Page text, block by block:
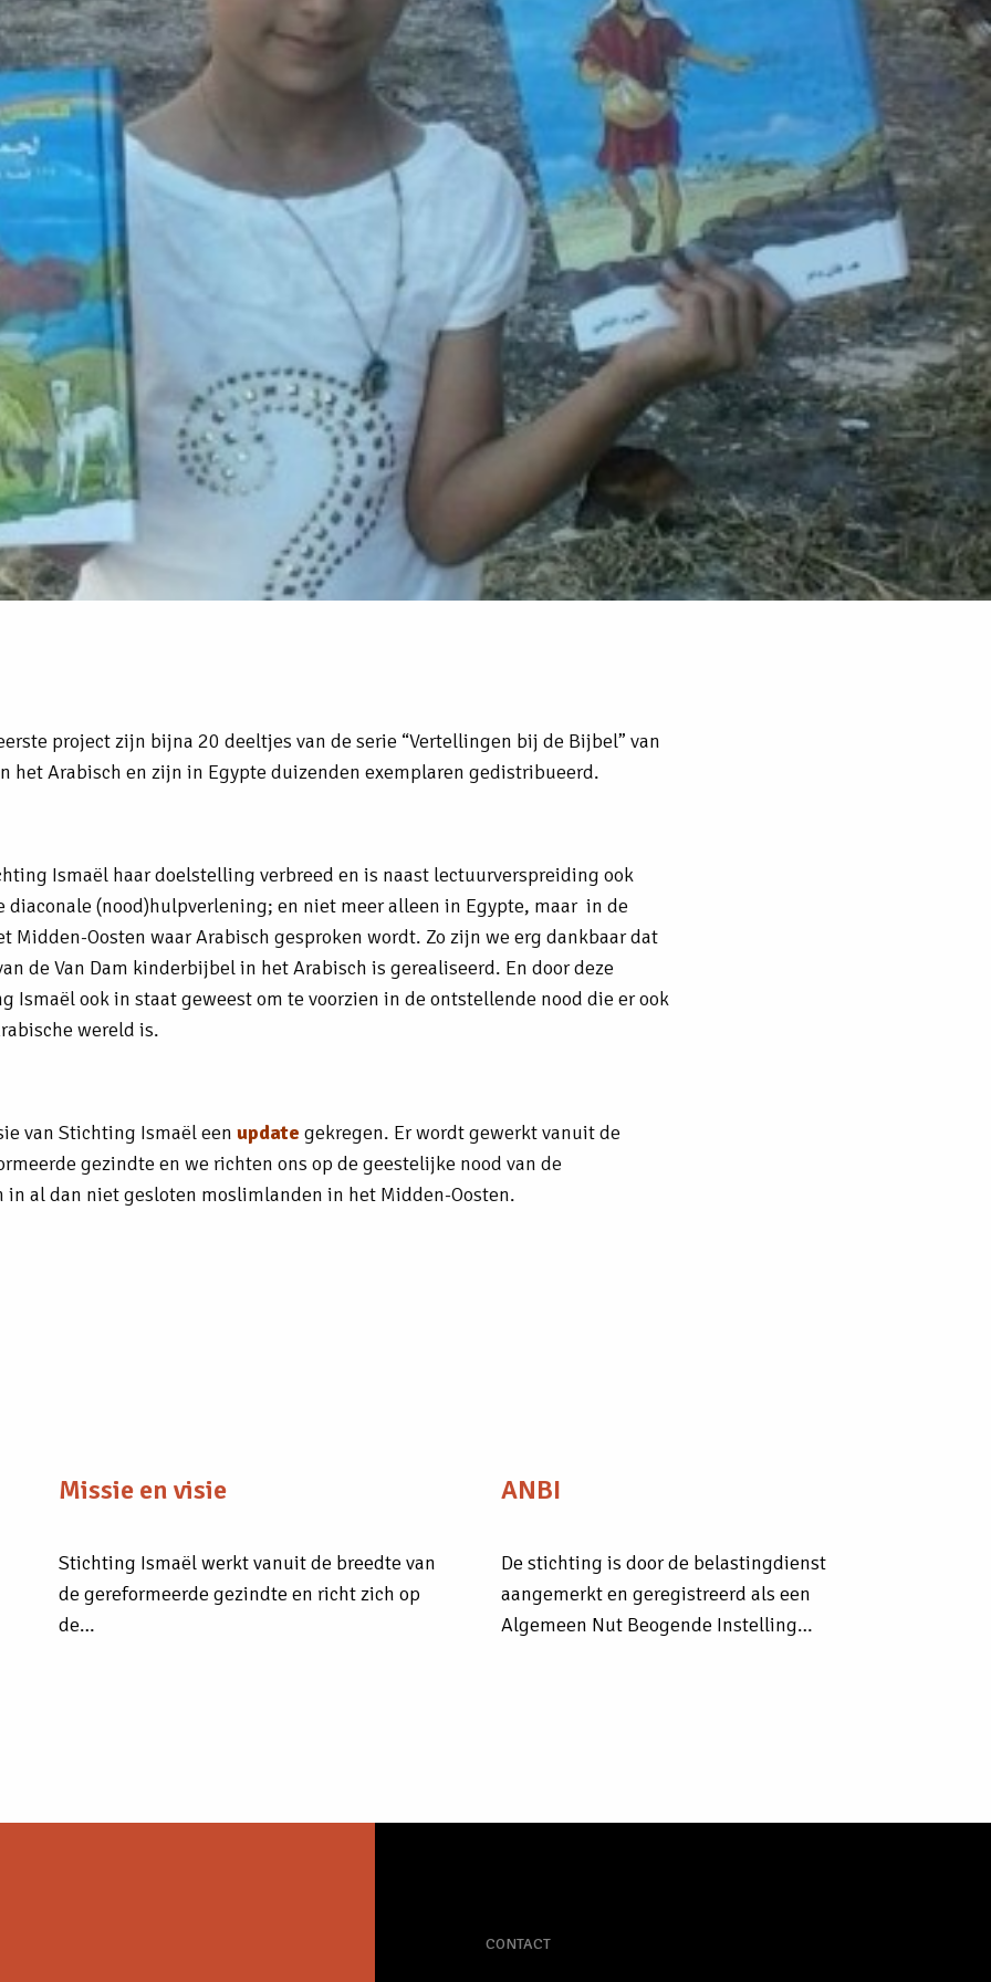
project zijn bijna 20 deeltjes van de serie “Vertellingen bij de Bijbel” van
het Arabisch en zijn in Egypte duizenden exemplaren gedistribueerd.
Ismaël haar doelstelling verbreed en is naast lectuurverspreiding ook
diaconale (nood)hulpverlening; en niet meer alleen in Egypte, maar in de
Midden-Oosten waar Arabisch gesproken wordt. Zo zijn we erg dankbaar dat
de Van Dam kinderbijbel in het Arabisch is gerealiseerd. En door deze
Ismaël ook in staat geweest om te voorzien in de ontstellende nood die er ook
wereld is.
van Stichting Ismaël een update gekregen. Er wordt gewerkt vanuit de
gezindte en we richten ons op de geestelijke nood van de
in al dan niet gesloten moslimlanden in het Midden-Oosten.
Missie en visie
Stichting Ismaël werkt vanuit de breedte van
de gereformeerde gezindte en richt zich op
de…
ANBI
De stichting is door de belastingdienst
aangemerkt en geregistreerd als een
Algemeen Nut Beogende Instelling…
CONTACT